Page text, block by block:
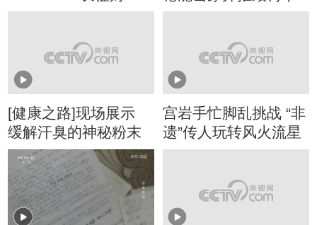
密码：长征前的苏维
[健康之路]现场展示
缓解汗臭的神秘粉末
宫岩手忙脚乱挑战 “非
遗”传人玩转风火流星